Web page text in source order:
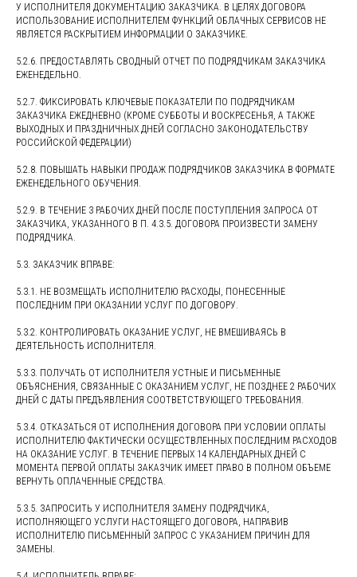
У ИСПОЛНИТЕЛЯ ДОКУМЕНТАЦИЮ ЗАКАЗЧИКА. В ЦЕЛЯХ ДОГОВОРА
ИСПОЛЬЗОВАНИЕ ИСПОЛНИТЕЛЕМ ФУНКЦИЙ ОБЛАЧНЫХ СЕРВИСОВ НЕ
ЯВЛЯЕТСЯ РАСКРЫТИЕМ ИНФОРМАЦИИ О ЗАКАЗЧИКЕ.
5.2.6. ПРЕДОСТАВЛЯТЬ СВОДНЫЙ ОТЧЕТ ПО ПОДРЯДЧИКАМ ЗАКАЗЧИКА
ЕЖЕНЕДЕЛЬНО.
5.2.7. ФИКСИРОВАТЬ КЛЮЧЕВЫЕ ПОКАЗАТЕЛИ ПО ПОДРЯДЧИКАМ
ЗАКАЗЧИКА ЕЖЕДНЕВНО (КРОМЕ СУББОТЫ И ВОСКРЕСЕНЬЯ, А ТАКЖЕ
ВЫХОДНЫХ И ПРАЗДНИЧНЫХ ДНЕЙ СОГЛАСНО ЗАКОНОДАТЕЛЬСТВУ
РОССИЙСКОЙ ФЕДЕРАЦИИ)
5.2.8. ПОВЫШАТЬ НАВЫКИ ПРОДАЖ ПОДРЯДЧИКОВ ЗАКАЗЧИКА В ФОРМАТЕ
ЕЖЕНЕДЕЛЬНОГО ОБУЧЕНИЯ.
5.2.9. В ТЕЧЕНИЕ 3 РАБОЧИХ ДНЕЙ ПОСЛЕ ПОСТУПЛЕНИЯ ЗАПРОСА ОТ
ЗАКАЗЧИКА, УКАЗАННОГО В П. 4.3.5. ДОГОВОРА ПРОИЗВЕСТИ ЗАМЕНУ
ПОДРЯДЧИКА.
5.3. ЗАКАЗЧИК ВПРАВЕ:
5.3.1. НЕ ВОЗМЕЩАТЬ ИСПОЛНИТЕЛЮ РАСХОДЫ, ПОНЕСЕННЫЕ
ПОСЛЕДНИМ ПРИ ОКАЗАНИИ УСЛУГ ПО ДОГОВОРУ.
5.3.2. КОНТРОЛИРОВАТЬ ОКАЗАНИЕ УСЛУГ, НЕ ВМЕШИВАЯСЬ В
ДЕЯТЕЛЬНОСТЬ ИСПОЛНИТЕЛЯ.
5.3.3. ПОЛУЧАТЬ ОТ ИСПОЛНИТЕЛЯ УСТНЫЕ И ПИСЬМЕННЫЕ
ОБЪЯСНЕНИЯ, СВЯЗАННЫЕ С ОКАЗАНИЕМ УСЛУГ, НЕ ПОЗДНЕЕ 2 РАБОЧИХ
ДНЕЙ С ДАТЫ ПРЕДЪЯВЛЕНИЯ СООТВЕТСТВУЮЩЕГО ТРЕБОВАНИЯ.
5.3.4. ОТКАЗАТЬСЯ ОТ ИСПОЛНЕНИЯ ДОГОВОРА ПРИ УСЛОВИИ ОПЛАТЫ
ИСПОЛНИТЕЛЮ ФАКТИЧЕСКИ ОСУЩЕСТВЛЕННЫХ ПОСЛЕДНИМ РАСХОДОВ
НА ОКАЗАНИЕ УСЛУГ. В ТЕЧЕНИЕ ПЕРВЫХ 14 КАЛЕНДАРНЫХ ДНЕЙ С
МОМЕНТА ПЕРВОЙ ОПЛАТЫ ЗАКАЗЧИК ИМЕЕТ ПРАВО В ПОЛНОМ ОБЪЕМЕ
ВЕРНУТЬ ОПЛАЧЕННЫЕ СРЕДСТВА.
5.3.5. ЗАПРОСИТЬ У ИСПОЛНИТЕЛЯ ЗАМЕНУ ПОДРЯДЧИКА,
ИСПОЛНЯЮЩЕГО УСЛУГИ НАСТОЯЩЕГО ДОГОВОРА, НАПРАВИВ
ИСПОЛНИТЕЛЮ ПИСЬМЕННЫЙ ЗАПРОС С УКАЗАНИЕМ ПРИЧИН ДЛЯ
ЗАМЕНЫ.